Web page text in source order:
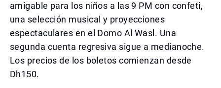
amigable para los niños a las 9 PM con confeti,
una selección musical y proyecciones
espectaculares en el Domo Al Wasl. Una
segunda cuenta regresiva sigue a medianoche.
Los precios de los boletos comienzan desde
Dh150.